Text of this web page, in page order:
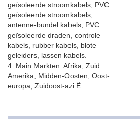
geïsoleerde stroomkabels, PVC
geïsoleerde stroomkabels,
antenne-bundel kabels, PVC
geïsoleerde draden, controle
kabels, rubber kabels, blote
geleiders, lassen kabels.
4. Main Markten: Afrika, Zuid
Amerika, Midden-Oosten, Oost-
europa, Zuidoost-azi Ë.